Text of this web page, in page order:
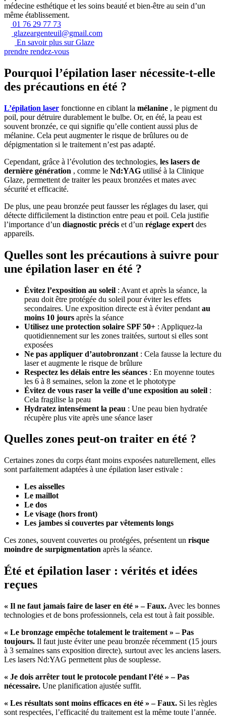
médecine esthétique et les soins beauté et bien-être au sein d’un
même établissement.
01 76 29 77 73
glazeargenteuil@gmail.com
En savoir plus sur Glaze
prendre rendez-vous
Pourquoi l’épilation laser nécessite-t-elle
des précautions en été ?
L’épilation laser fonctionne en ciblant la mélanine , le pigment du
poil, pour détruire durablement le bulbe. Or, en été, la peau est
souvent bronzée, ce qui signifie qu’elle contient aussi plus de
mélanine. Cela peut augmenter le risque de brûlures ou de
dépigmentation si le traitement n’est pas adapté.
Cependant, grâce à l’évolution des technologies, les lasers de
dernière génération , comme le Nd:YAG utilisé à la Clinique
Glaze, permettent de traiter les peaux bronzées et mates avec
sécurité et efficacité.
De plus, une peau bronzée peut fausser les réglages du laser, qui
détecte difficilement la distinction entre peau et poil. Cela justifie
l’importance d’un diagnostic précis et d’un réglage expert des
appareils.
Quelles sont les précautions à suivre pour
une épilation laser en été ?
Évitez l’exposition au soleil : Avant et après la séance, la
peau doit être protégée du soleil pour éviter les effets
secondaires. Une exposition directe est à éviter pendant au
moins 10 jours après la séance
Utilisez une protection solaire SPF 50+ : Appliquez-la
quotidiennement sur les zones traitées, surtout si elles sont
exposées
Ne pas appliquer d’autobronzant : Cela fausse la lecture du
laser et augmente le risque de brûlure
Respectez les délais entre les séances : En moyenne toutes
les 6 à 8 semaines, selon la zone et le phototype
Évitez de vous raser la veille d’une exposition au soleil :
Cela fragilise la peau
Hydratez intensément la peau : Une peau bien hydratée
récupère plus vite après une séance laser
Quelles zones peut-on traiter en été ?
Certaines zones du corps étant moins exposées naturellement, elles
sont parfaitement adaptées à une épilation laser estivale :
Les aisselles
Le maillot
Le dos
Le visage (hors front)
Les jambes si couvertes par vêtements longs
Ces zones, souvent couvertes ou protégées, présentent un risque
moindre de surpigmentation après la séance.
Été et épilation laser : vérités et idées
reçues
« Il ne faut jamais faire de laser en été » – Faux. Avec les bonnes
technologies et de bons professionnels, cela est tout à fait possible.
« Le bronzage empêche totalement le traitement » – Pas
toujours. Il faut juste éviter une peau bronzée récemment (15 jours
à 3 semaines sans exposition directe), surtout avec les anciens lasers.
Les lasers Nd:YAG permettent plus de souplesse.
« Je dois arrêter tout le protocole pendant l’été » – Pas
nécessaire. Une planification ajustée suffit.
« Les résultats sont moins efficaces en été » – Faux. Si les règles
sont respectées, l’efficacité du traitement est la même toute l’année.